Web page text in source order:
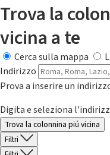
Trova la
vicina a te
Cerca sulla mappa
Indirizzo
Prova a inserire un
Digita e seleziona
Trova la colonnina piú vicina
Filtri